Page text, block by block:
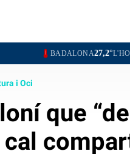
27,2°L'HOSPITALET DE
i Oci
que
cal